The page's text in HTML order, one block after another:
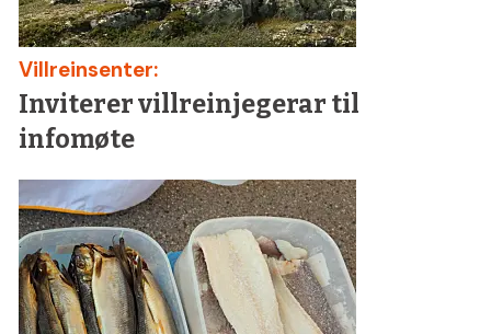
Villreinsenter:
Inviterer villreinjegerar til
infomøte